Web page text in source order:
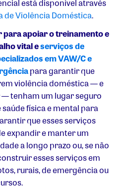
está disponível através
de Violência Doméstica.
para apoiar o treinamento e
vital eserviços de
em VAW/C e
para garantir que
violência doméstica — e
tenham um lugar seguro
física e mental para
que esses serviços
expandir e manter um
a longo prazo ou, se não
esses serviços em
rurais, de emergência ou